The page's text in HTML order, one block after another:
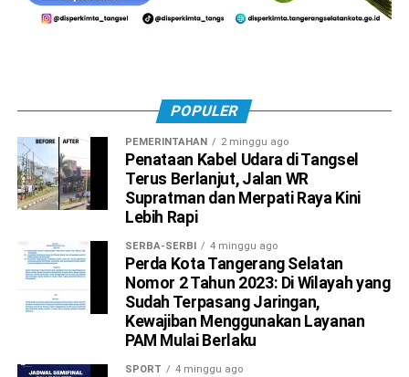
POPULER
PEMERINTAHAN 2 minggu ago
Penataan Kabel Udara di Tangsel
Terus Berlanjut, Jalan WR
Supratman dan Merpati Raya Kini
Lebih Rapi
SERBA-SERBI 4 minggu ago
Perda Kota Tangerang Selatan
Nomor 2 Tahun 2023: Di Wilayah yang
Sudah Terpasang Jaringan,
Kewajiban Menggunakan Layanan
PAM Mulai Berlaku
SPORT 4 minggu ago